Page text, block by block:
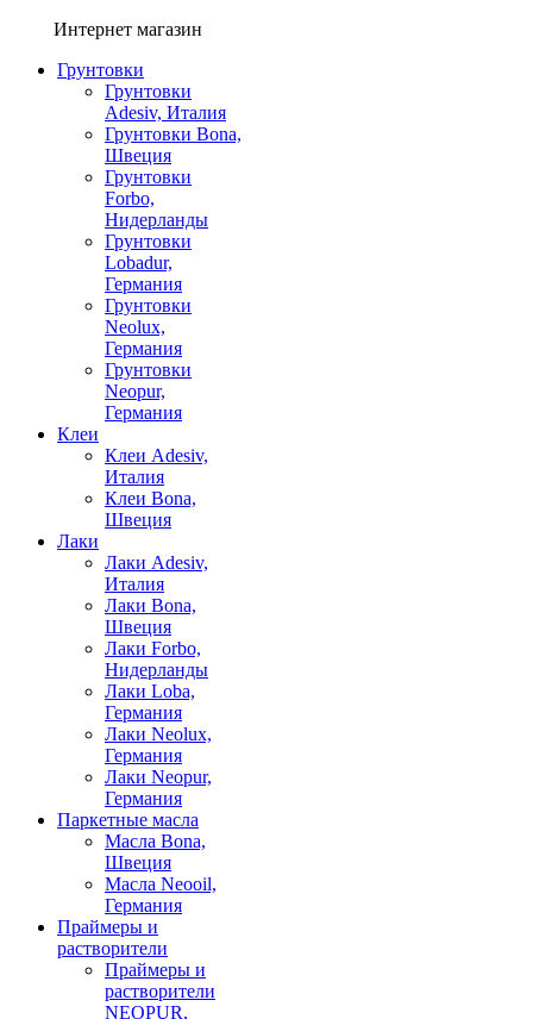
Интернет магазин
Грунтовки
Грунтовки
Adesiv, Италия
Грунтовки Bona,
Швеция
Грунтовки
Forbo,
Нидерланды
Грунтовки
Lobadur,
Германия
Грунтовки
Neolux,
Германия
Грунтовки
Neopur,
Германия
Клеи
Клеи Adesiv,
Италия
Клеи Bona,
Швеция
Лаки
Лаки Adesiv,
Италия
Лаки Bona,
Швеция
Лаки Forbo,
Нидерланды
Лаки Loba,
Германия
Лаки Neolux,
Германия
Лаки Neopur,
Германия
Паркетные масла
Масла Bona,
Швеция
Масла Neooil,
Германия
Праймеры и
растворители
Праймеры и
растворители
NEOPUR,